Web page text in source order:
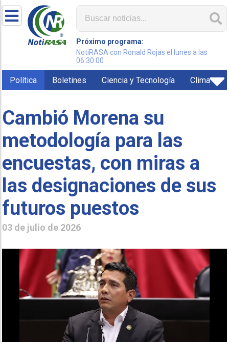
Próximo programa:
NotiRASA con Ronald Rojas el lunes a las
06:30:00
Política Boletines Ciencia y Tecnología Clima
Cambió Morena su
metodología para las
encuestas, con miras a
las designaciones de sus
futuros puestos
03 de julio de 2026